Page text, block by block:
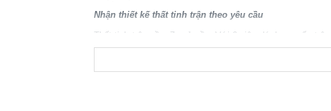
Nhận thiết kế thất tinh trận theo yêu cầu
Thất tinh trận gồm 7 quả cầu, Với 6 viên đá được xếp
kết hợp tạo nên cũng như khuếch tán những năng lượng
chủ nhà, 6 viên còn lại là bảo vệ cho mệnh chủ. Người
màu sắc ngũ hành như: Kim (trắng), Mộc (xanh lá cây),